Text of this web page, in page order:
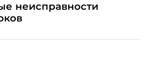
неисправности